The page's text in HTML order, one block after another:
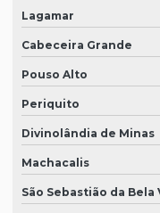
Lagamar
Cabeceira Grande
Pouso Alto
Periquito
Divinolândia de Minas
Machacalis
São Sebastião da Bela